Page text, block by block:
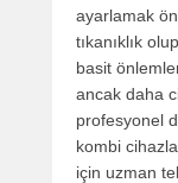
ayarlamak
tıkanıklık
basit
ancak daha
profesyonel
kombi
için uzman